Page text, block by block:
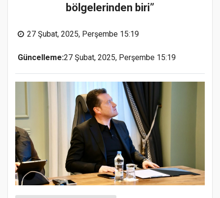
bölgelerinden biri”
27 Şubat, 2025, Perşembe 15:19
Güncelleme:27 Şubat, 2025, Perşembe 15:19